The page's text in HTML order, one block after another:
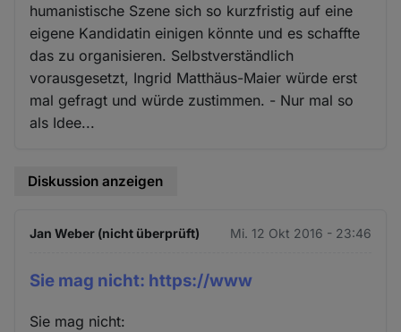
humanistische Szene sich so kurzfristig auf eine
eigene Kandidatin einigen könnte und es schaffte
das zu organisieren. Selbstverständlich
vorausgesetzt, Ingrid Matthäus-Maier würde erst
mal gefragt und würde zustimmen. - Nur mal so
als Idee...
Diskussion anzeigen
Jan Weber (nicht überprüft) Mi. 12 Okt 2016 - 23:46
Sie mag nicht: https://www
Sie mag nicht: